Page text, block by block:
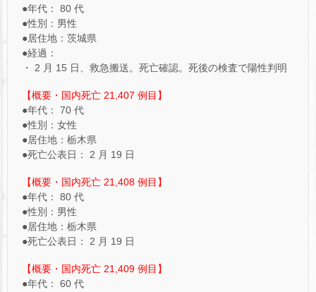
●年代： 80 代
●性別：男性
●居住地：茨城県
●経過：
・ 2 月 15 日、救急搬送。死亡確認。死後の検査で陽性判明
【概要・国内死亡 21,407 例目】
●年代： 70 代
●性別：女性
●居住地：栃木県
●死亡公表日： 2 月 19 日
【概要・国内死亡 21,408 例目】
●年代： 80 代
●性別：男性
●居住地：栃木県
●死亡公表日： 2 月 19 日
【概要・国内死亡 21,409 例目】
●年代： 60 代